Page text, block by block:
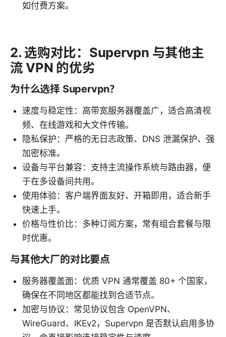
如付费方案。
2. 选购对比：Supervpn 与其他主
流 VPN 的优劣
为什么选择 Supervpn？
速度与稳定性：高带宽服务器覆盖广，适合高清视
频、在线游戏和大文件传输。
隐私保护：严格的无日志政策、DNS 泄漏保护、强
加密标准。
设备与平台兼容：支持主流操作系统与路由器，便
于在多设备间共用。
使用体验：客户端界面友好、开箱即用，适合新手
快速上手。
价格与性价比：多种订阅方案，常有组合套餐与限
时优惠。
与其他大厂的对比要点
服务器覆盖面：优质 VPN 通常覆盖 80+ 个国家，
确保在不同地区都能找到合适节点。
加密与协议：常见协议包含 OpenVPN、
WireGuard、IKEv2，Supervpn 是否默认启用多协